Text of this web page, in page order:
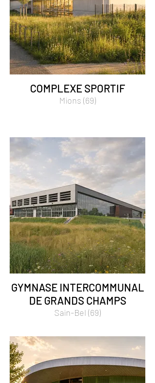
COMPLEXE SPORTIF
Mions (69)
GYMNASE INTERCOMMUNAL
DE GRANDS CHAMPS
Sain-Bel (69)